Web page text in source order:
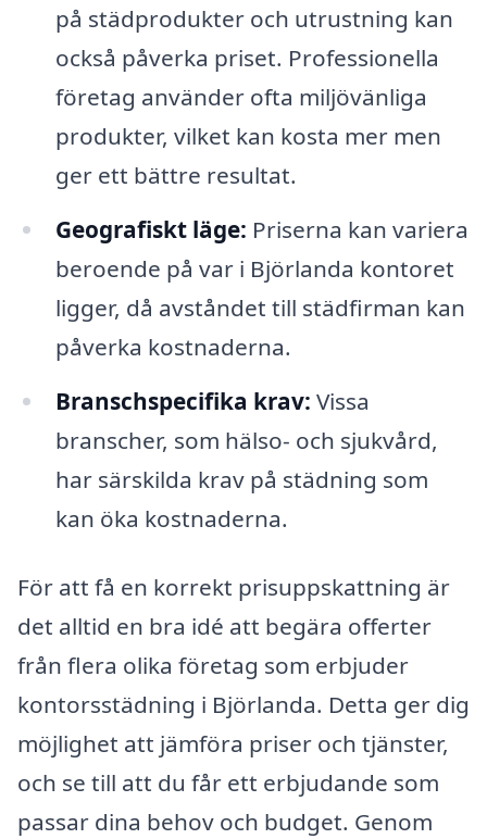
på städprodukter och utrustning kan
också påverka priset. Professionella
företag använder ofta miljövänliga
produkter, vilket kan kosta mer men
ger ett bättre resultat.
Geografiskt läge: Priserna kan variera
beroende på var i Björlanda kontoret
ligger, då avståndet till städfirman kan
påverka kostnaderna.
Branschspecifika krav: Vissa
branscher, som hälso- och sjukvård,
har särskilda krav på städning som
kan öka kostnaderna.
För att få en korrekt prisuppskattning är
det alltid en bra idé att begära offerter
från flera olika företag som erbjuder
kontorsstädning i Björlanda. Detta ger dig
möjlighet att jämföra priser och tjänster,
och se till att du får ett erbjudande som
passar dina behov och budget. Genom